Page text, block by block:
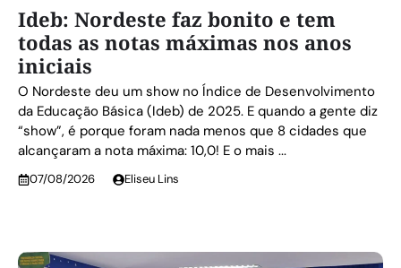
Ideb: Nordeste faz bonito e tem
todas as notas máximas nos anos
iniciais
O Nordeste deu um show no Índice de Desenvolvimento
da Educação Básica (Ideb) de 2025. E quando a gente diz
“show”, é porque foram nada menos que 8 cidades que
alcançaram a nota máxima: 10,0! E o mais ...
07/08/2026 Eliseu Lins